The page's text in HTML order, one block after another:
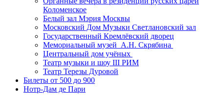
Коломенское
Белый зал Мэрия Москвы
Московский Дом Музыки Светлановский зал
Государственный Кремлёвский дворец
Мемориальный музей А.Н. Скрябина
Центральный дом учёных
Театр музыки и шоу III РИМ
Театр Терезы Дуровой
Билеты от 500 до 900
Нотр-Дам де Пари